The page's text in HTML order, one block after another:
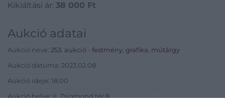
Kikiáltási ár: 38 000 Ft
Aukció adatai
Aukció neve: 253. aukció - festmény, grafika, műtárgy
Aukció dátuma: 2023.02.08
Aukció ideje: 18:00
Aukció helye: II. Zsigmond tér 8.